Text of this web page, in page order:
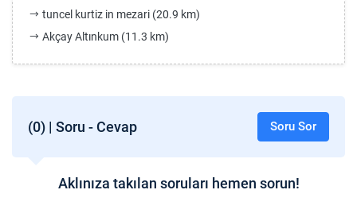
tuncel kurtiz in mezari (20.9 km)
Akçay Altınkum (11.3 km)
(0) | Soru - Cevap Soru Sor
Aklınıza takılan soruları hemen sorun!